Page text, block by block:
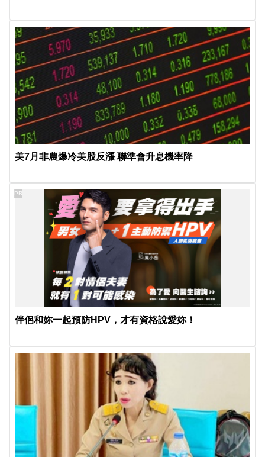
美7月非農爆冷美股反漲 聯準會升息機率降
伴侶和妳一起預防HPV，才有資格說愛妳！
PR